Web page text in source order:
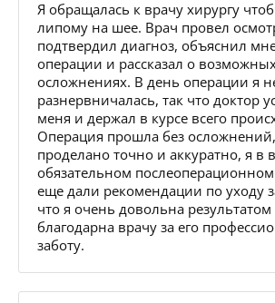
Я обращалась к врачу хирургу
липому на шее. Врач провел
подтвердил диагноз, объяснил
операции и рассказал о
осложнениях. В день операции я
разнервничалась, так что доктор
меня и держал в курсе всего
Операция прошла без
проделано точно и аккуратно, я в
обязательном
еще дали рекомендации по уходу
что я очень довольна
благодарна врачу за его
заботу.